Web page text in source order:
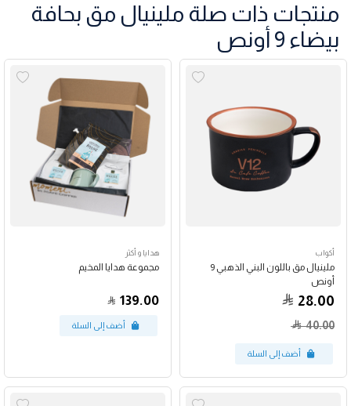
منتجات ذات صلة ملينيال مق بحافة
بيضاء 9 أونص
أكواب
ملينيال مق باللون البني الذهبي 9
أونص
28.00
40.00
هدايا و أكثر
مجموعة هدايا المخيم
139.00